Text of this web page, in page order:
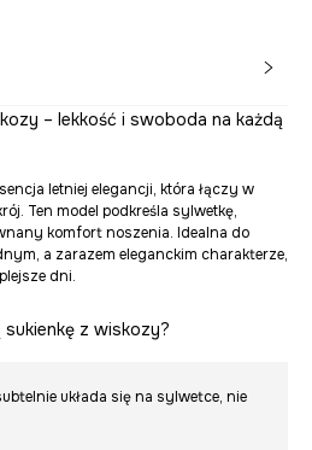
– lekkość i swoboda na każdą
letniej elegancji, która łączy w
Ten model podkreśla sylwetkę,
komfort noszenia. Idealna do
a zarazem eleganckim charakterze,
dni.
z wiskozy?
układa się na sylwetce, nie